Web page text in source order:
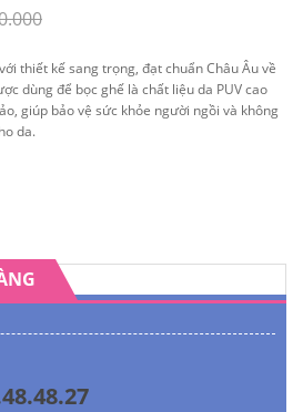
thiết kế sang trọng, đạt chuẩn Châu Âu về
dùng để bọc ghế là chất liệu da PUV cao
giúp bảo vệ sức khỏe người ngồi và không
da.